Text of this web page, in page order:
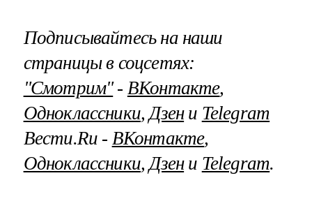
Подписывайтесь на наши
страницы в соцсетях:
"Смотрим"‐ ВКонтакте,
Одноклассники,Дзени Telegram
Вести.Ru ‐ ВКонтакте,
Одноклассники,Дзени Telegram.